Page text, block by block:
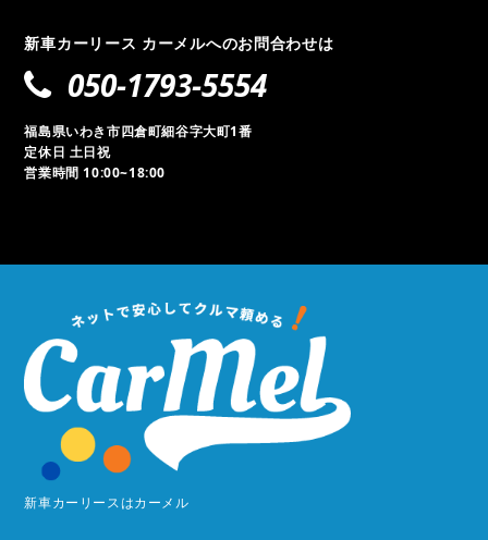
新車カーリース カーメルへのお問合わせは
050-1793-5554
福島県いわき市四倉町細谷字大町1番
定休日 土日祝
営業時間 10:00~18:00
新車カーリースはカーメル